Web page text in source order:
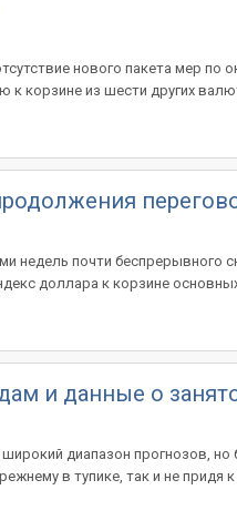
нового пакета мер
корзине из шести других
недель почти
доллара к корзине
и данные о
диапазон прогнозов,
в тупике, так и не придя